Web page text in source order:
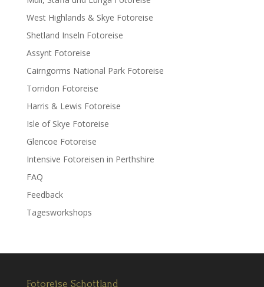
West Highlands & Skye Fotoreise
Shetland Inseln Fotoreise
Assynt Fotoreise
Cairngorms National Park Fotoreise
Torridon Fotoreise
Harris & Lewis Fotoreise
Isle of Skye Fotoreise
Glencoe Fotoreise
Intensive Fotoreisen in Perthshire
FAQ
Feedback
Tagesworkshops
Fotoreise Schottland